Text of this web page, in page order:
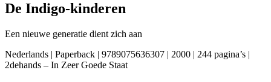
De Indigo-kinderen
Een nieuwe generatie dient zich aan
Nederlands | Paperback | 9789075636307 | 2000 | 244 pagina’s |
2dehands – In Zeer Goede Staat